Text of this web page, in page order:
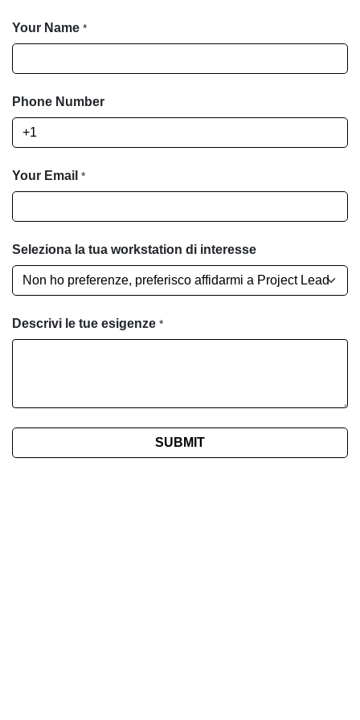
Your Name *
Phone Number
Your Email *
Seleziona la tua workstation di interesse
Descrivi le tue esigenze *
SUBMIT